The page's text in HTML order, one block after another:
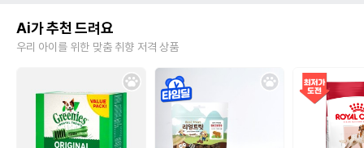
Ai가 추천 드려요
우리 아이를 위한 맞춤 취향 저격 상품